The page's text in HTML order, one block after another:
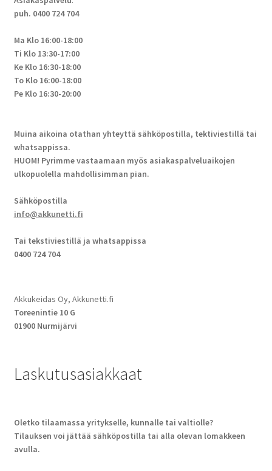
puh. 0400 724 704
Ma Klo 16:00-18:00
Ti Klo 13:30-17:00
Ke Klo 16:30-18:00
To Klo 16:00-18:00
Pe Klo 16:30-20:00
Muina aikoina otathan yhteyttä sähköpostilla, tektiviestillä tai
whatsappissa.
HUOM! Pyrimme vastaamaan myös asiakaspalveluaikojen
ulkopuolella mahdollisimman pian.
Sähköpostilla
info@akkunetti.fi
Tai tekstiviestillä ja whatsappissa
0400 724 704
Akkukeidas Oy, Akkunetti.fi
Toreenintie 10 G
01900 Nurmijärvi
Laskutusasiakkaat
Oletko tilaamassa yritykselle, kunnalle tai valtiolle?
Tilauksen voi jättää sähköpostilla tai alla olevan lomakkeen
avulla.